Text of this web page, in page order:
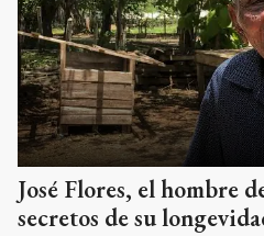
José Flores, el hombre
secretos de su